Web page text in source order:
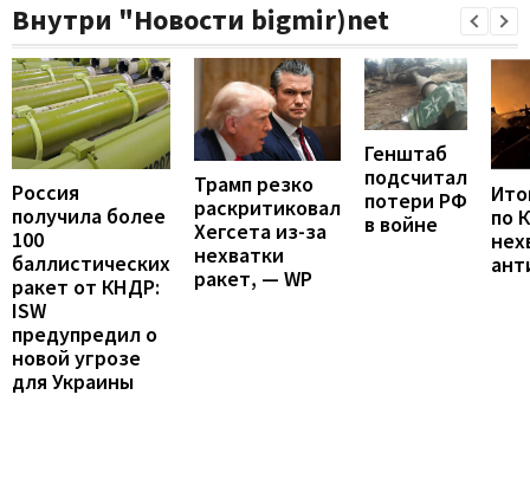
Внутри "Новости bigmir)net
Россия
получила более
100
баллистических
ракет от КНДР:
ISW
предупредил о
новой угрозе
для Украины
Трамп резко
раскритиковал
Хегсета из-за
нехватки
ракет, — WP
Генштаб
подсчитал
потери РФ
в войне
по